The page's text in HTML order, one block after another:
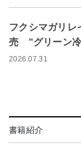
フクシマガリレ
売 “グリーン
2026.07.31
書籍紹介